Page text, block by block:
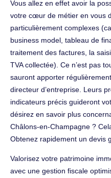
Vous allez en effet avoir la
votre cœur de métier en vous
particulièrement complexes
business model, tableau de
traitement des factures, la
TVA collectée). Ce n’est pas
sauront apporter
directeur d’entreprise. Leurs
indicateurs précis guideront
désirez en savoir plus
Châlons-en-Champagne ?
Obtenez rapidement un devis
Valorisez votre patrimoine
avec une gestion fiscale